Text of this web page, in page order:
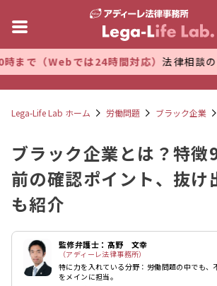
では24時間対応）法律相談のご予約を受
Lega-Life Lab ホーム 労働問題 ブラック企業
ブラック企業とは？特徴
前の確認ポイント、抜け
も紹介
監修弁護士：髙野 文幸
（アディーレ法律事務所）
特に力を入れている分野：労働問題の中でも、
をメインに担当。